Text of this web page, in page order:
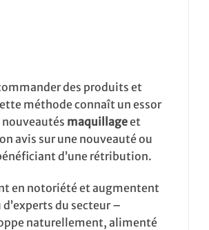
des produits et
méthode connaît un essor
maquillageet
avis sur une nouveauté ou
d’une rétribution.
en notoriété et augmentent
du secteur –
naturellement, alimenté